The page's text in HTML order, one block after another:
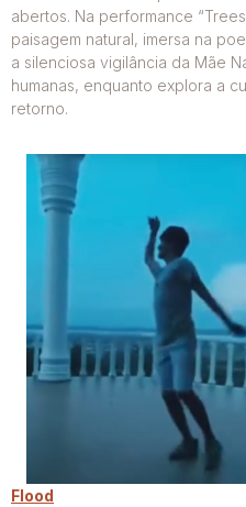
abertos. Na performance
paisagem natural, imersa na
a silenciosa vigilância da Mãe
humanas, enquanto explora a
retorno.
Flood